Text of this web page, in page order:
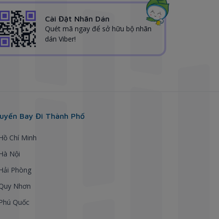
Cài Đặt Nhãn Dán
Quét mã ngay để sở hữu bộ nhãn
dán Viber!
Bay Đi Thành Phố
Chí Minh
Nội
Phòng
Nhơn
Quốc